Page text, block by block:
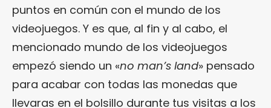
puntos en común con el mundo de los
videojuegos. Y es que, al fin y al cabo, el
mencionado mundo de los videojuegos
empezó siendo un «no man’s land» pensado
para acabar con todas las monedas que
llevaras en el bolsillo durante tus visitas a los